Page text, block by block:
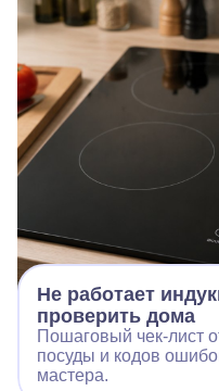
Не работает
проверить дома
Пошаговый чек‑лист
посуды и кодов
мастера.